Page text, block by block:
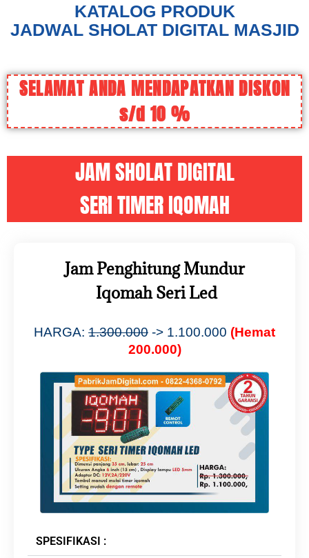
KATALOG PRODUK
JADWAL SHOLAT DIGITAL MASJID
SELAMAT ANDA MENDAPATKAN DISKON
s/d 10 %
JAM SHOLAT DIGITAL
SERI TIMER IQOMAH
Jam Penghitung Mundur
Iqomah Seri Led
HARGA: 1.300.000 -> 1.100.000 (Hemat
200.000)
SPESIFIKASI :